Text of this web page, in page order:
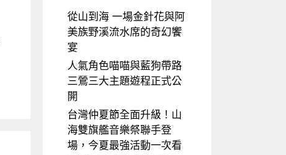
從山到海 一場金針花與阿
美族野溪流水席的奇幻饗
宴
人氣角色喵喵與藍狗帶路
三鶯三大主題遊程正式公
開
台灣仲夏節全面升級！山
海雙旗艦音樂祭聯手登
場，今夏最強活動一次看